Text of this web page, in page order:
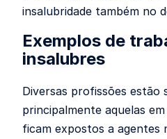
insalubridade também no
Exemplos de
insalubres
Diversas profissões estão
principalmente aquelas
ficam expostos a agentes